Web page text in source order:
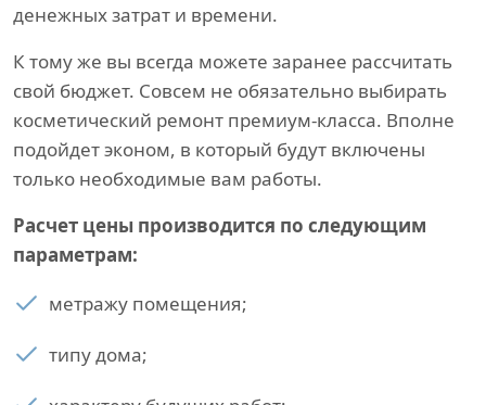
денежных затрат и времени.
К тому же вы всегда можете заранее рассчитать
свой бюджет. Совсем не обязательно выбирать
косметический ремонт премиум-класса. Вполне
подойдет эконом, в который будут включены
только необходимые вам работы.
Расчет цены производится по следующим
параметрам:
метражу помещения;
типу дома;